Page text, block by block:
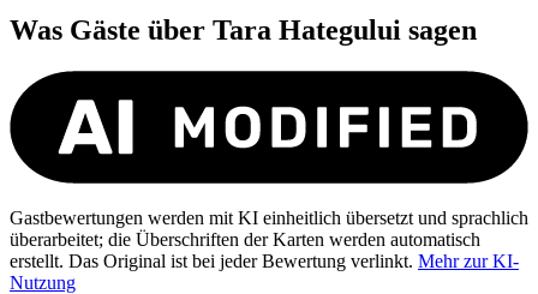
Was Gäste über Tara Hategului sagen
Gastbewertungen werden mit KI einheitlich übersetzt und sprachlich
überarbeitet; die Überschriften der Karten werden automatisch
erstellt. Das Original ist bei jeder Bewertung verlinkt. Mehr zur KI-
Nutzung